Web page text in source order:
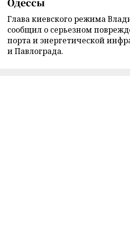
Глава киевского режима
сообщил о серьезном
порта и энергетической
и Павлограда.